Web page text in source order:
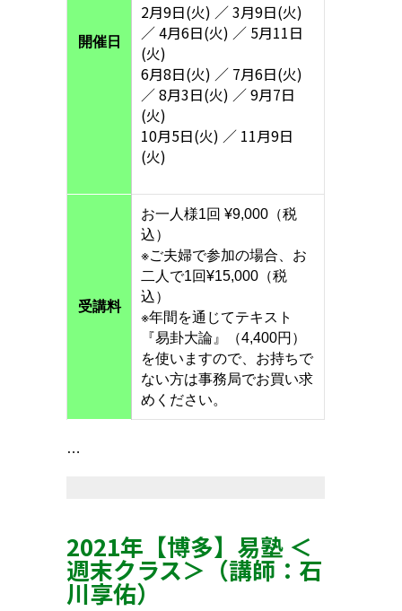
開催日
2月9日(火) ／ 3月9日(火)
／ 4月6日(火) ／ 5月11日
(火)
6月8日(火) ／ 7月6日(火)
／ 8月3日(火) ／ 9月7日
(火)
10月5日(火) ／ 11月9日
(火)
受講料
お一人様1回 ¥9,000（税
込）
※ご夫婦で参加の場合、お
二人で1回¥15,000（税
込）
※年間を通じてテキスト
『易卦大論』（4,400円）
を使いますので、お持ちで
ない方は事務局でお買い求
めください。
…
2021年【博多】易塾 ＜
週末クラス＞（講師：石
川享佑）